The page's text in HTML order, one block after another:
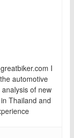
I
automotive
of new
Thailand and